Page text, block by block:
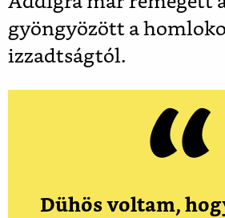
gyöngyözött a
izzadtságtól.
Dühös voltam,